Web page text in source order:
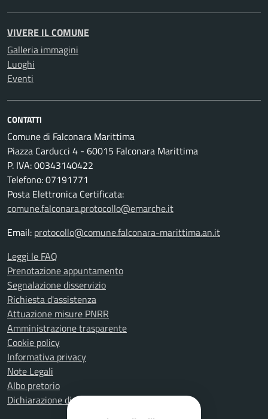
VIVERE IL COMUNE
Galleria immagini
Luoghi
Eventi
CONTATTI
Comune di Falconara Marittima
Piazza Carducci 4 - 60015 Falconara Marittima
P. IVA: 00343140422
Telefono: 07191771
Posta Elettronica Certificata:
comune.falconara.protocollo@emarche.it
Email: protocollo@comune.falconara-marittima.an.it
Leggi le FAQ
Prenotazione appuntamento
Segnalazione disservizio
Richiesta d'assistenza
Attuazione misure PNRR
Amministrazione trasparente
Cookie policy
Informativa privacy
Note Legali
Albo pretorio
Dichiarazione di accessibilità